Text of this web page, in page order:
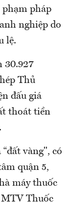
pháp
nghiệp do
lệ.
30.927
Thủ
đấu giá
thoát tiền
vàng", có
quận 5,
máy thuốc
Thuốc